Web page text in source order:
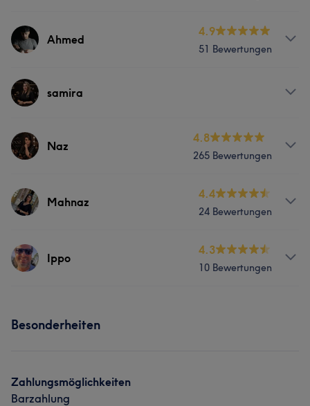
Services
Portfolio
Was unsere Kunden über 🔱Chef sagen
Ahmed
4.9
51 Bewertungen
Services
Haarentfernung
samira
Services
Portfolio
Naz
4.8
265 Bewertungen
Services
Haarentfernung
Mahnaz
4.4
24 Bewertungen
Services
Ippo
4.3
10 Bewertungen
Besonderheiten
Zahlungsmöglichkeiten
Barzahlung